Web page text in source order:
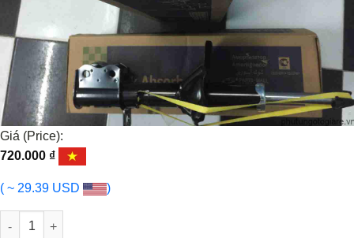
Giá (Price):
720.000 ₫
( ~ 29.39 USD )
Giảm xóc sau phải Kia Spectra số lượng